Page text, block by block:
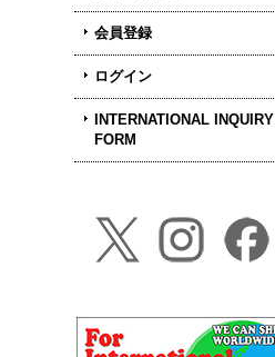
会員登録
ログイン
INTERNATIONAL INQUIRY
FORM